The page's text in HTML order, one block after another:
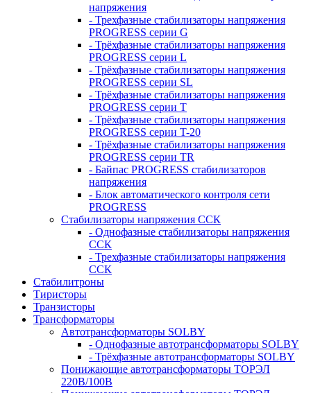
напряжения
- Трехфазные стабилизаторы напряжения
PROGRESS серии G
- Трёхфазные стабилизаторы напряжения
PROGRESS серии L
- Трёхфазные стабилизаторы напряжения
PROGRESS серии SL
- Трёхфазные стабилизаторы напряжения
PROGRESS серии T
- Трёхфазные стабилизаторы напряжения
PROGRESS серии T-20
- Трёхфазные стабилизаторы напряжения
PROGRESS серии TR
- Байпас PROGRESS стабилизаторов
напряжения
- Блок автоматического контроля сети
PROGRESS
Стабилизаторы напряжения ССК
- Однофазные стабилизаторы напряжения
ССК
- Трехфазные стабилизаторы напряжения
ССК
Стабилитроны
Тиристоры
Транзисторы
Трансформаторы
Автотрансформаторы SOLBY
- Однофазные автотрансформаторы SOLBY
- Трёхфазные автотрансформаторы SOLBY
Понижающие автотрансформаторы ТОРЭЛ
220В/100В